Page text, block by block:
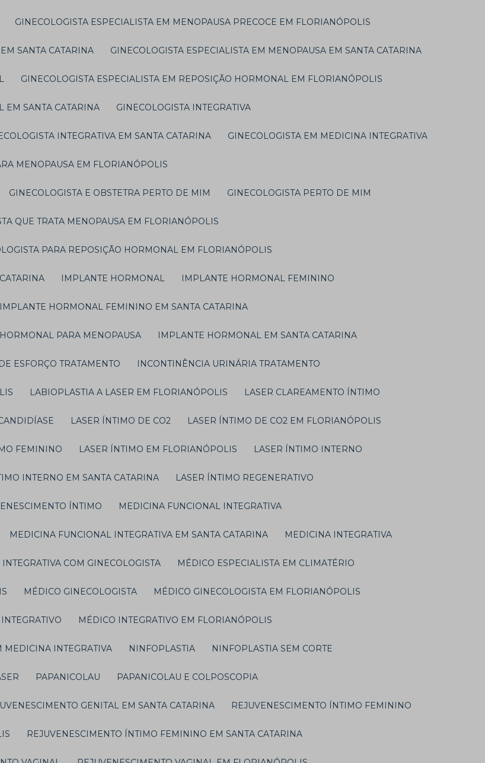
GINECOLOGISTA ESPECIALISTA EM MENOPAUSA PRECOCE EM FLORIANÓPOLIS
SANTA CATARINA GINECOLOGISTA ESPECIALISTA EM MENOPAUSA EM SANTA CATARINA
GINECOLOGISTA ESPECIALISTA EM REPOSIÇÃO HORMONAL EM FLORIANÓPOLIS
EM SANTA CATARINA GINECOLOGISTA INTEGRATIVA
INTEGRATIVA EM SANTA CATARINA GINECOLOGISTA EM MEDICINA INTEGRATIVA
MENOPAUSA EM FLORIANÓPOLIS
GINECOLOGISTA E OBSTETRA PERTO DE MIM GINECOLOGISTA PERTO DE MIM
QUE TRATA MENOPAUSA EM FLORIANÓPOLIS
PARA REPOSIÇÃO HORMONAL EM FLORIANÓPOLIS
IMPLANTE HORMONAL IMPLANTE HORMONAL FEMININO
IMPLANTE HORMONAL FEMININO EM SANTA CATARINA
PARA MENOPAUSA IMPLANTE HORMONAL EM SANTA CATARINA
ESFORÇO TRATAMENTO INCONTINÊNCIA URINÁRIA TRATAMENTO
LABIOPLASTIA A LASER EM FLORIANÓPOLIS LASER CLAREAMENTO ÍNTIMO
LASER ÍNTIMO DE CO2 LASER ÍNTIMO DE CO2 EM FLORIANÓPOLIS
FEMININO LASER ÍNTIMO EM FLORIANÓPOLIS LASER ÍNTIMO INTERNO
INTERNO EM SANTA CATARINA LASER ÍNTIMO REGENERATIVO
ÍNTIMO MEDICINA FUNCIONAL INTEGRATIVA
MEDICINA FUNCIONAL INTEGRATIVA EM SANTA CATARINA MEDICINA INTEGRATIVA
INTEGRATIVA COM GINECOLOGISTA MÉDICO ESPECIALISTA EM CLIMATÉRIO
MÉDICO GINECOLOGISTA MÉDICO GINECOLOGISTA EM FLORIANÓPOLIS
INTEGRATIVO MÉDICO INTEGRATIVO EM FLORIANÓPOLIS
MEDICINA INTEGRATIVA NINFOPLASTIA NINFOPLASTIA SEM CORTE
PAPANICOLAU PAPANICOLAU E COLPOSCOPIA
GENITAL EM SANTA CATARINA REJUVENESCIMENTO ÍNTIMO FEMININO
REJUVENESCIMENTO ÍNTIMO FEMININO EM SANTA CATARINA